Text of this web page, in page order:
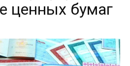
ценных бумаг